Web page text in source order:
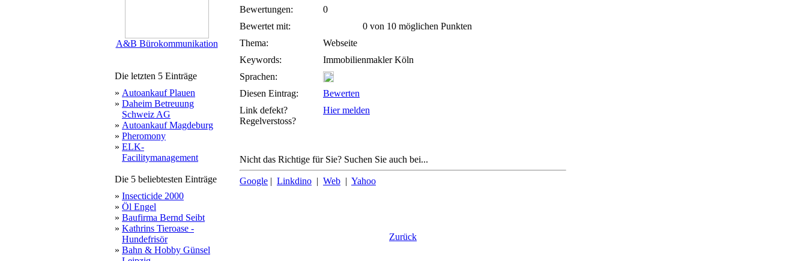
A&B Bürokommunikation
Die letzten 5 Einträge
» Autoankauf Plauen
» Daheim Betreuung
Schweiz AG
» Autoankauf Magdeburg
» Pheromony
» ELK-
Facilitymanagement
Die 5 beliebtesten Einträge
» Insecticide 2000
» Öl Engel
» Baufirma Bernd Seibt
» Kathrins Tieroase -
Hundefrisör
» Bahn & Hobby Günsel
Bewertungen:
0
Bewertet mit:
0 von 10 möglichen Punkten
Thema:
Webseite
Keywords:
Immobilienmakler Köln
Sprachen:
Diesen Eintrag:
Bewerten
Link defekt?
Regelverstoss?
Hier melden
Nicht das Richtige für Sie? Suchen Sie auch bei...
Google | Linkdino | Web | Yahoo
Zurück